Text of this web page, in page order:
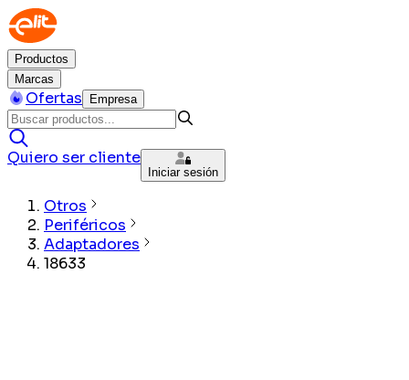
Productos
Marcas
Ofertas Empresa
Quiero ser cliente
Iniciar sesión
Otros
Periféricos
Adaptadores
18633